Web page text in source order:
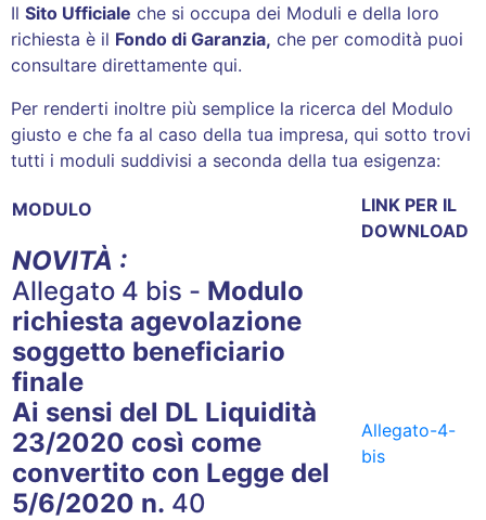
Il Sito Ufficiale che si occupa dei Moduli e della loro
richiesta è il Fondo di Garanzia, che per comodità puoi
consultare direttamente qui.
Per renderti inoltre più semplice la ricerca del Modulo
giusto e che fa al caso della tua impresa, qui sotto trovi
tutti i moduli suddivisi a seconda della tua esigenza:
MODULO
LINK PER IL
DOWNLOAD
NOVITÀ :
Allegato 4 bis - Modulo
richiesta agevolazione
soggetto beneficiario
finale
Ai sensi del DL Liquidità
23/2020 così come
convertito con Legge del
5/6/2020 n. 40
Allegato-4-
bis